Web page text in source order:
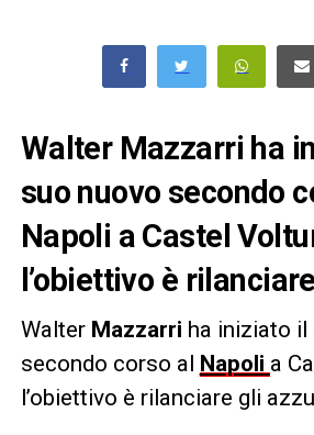
Walter Mazzarri ha
suo nuovo secondo
Napoli a Castel
l’obiettivo è
Walter Mazzarri ha iniziato il
secondo corso al Napoli a
l’obiettivo è rilanciare gli